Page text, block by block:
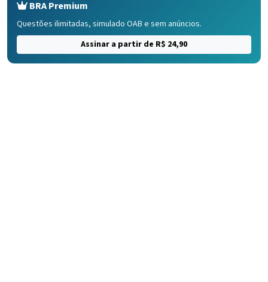
BRA Premium
Questões ilimitadas, simulado OAB e sem anúncios.
Assinar a partir de R$ 24,90